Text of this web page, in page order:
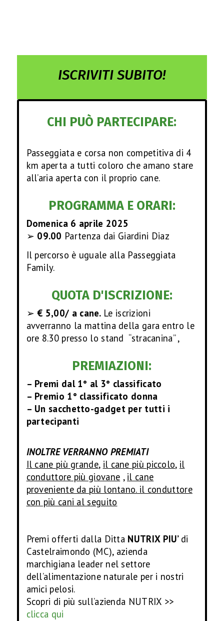
ISCRIVITI SUBITO!
CHI PUÒ PARTECIPARE:
Passeggiata e corsa non competitiva di 4
km aperta a tutti coloro che amano stare
all’aria aperta con il proprio cane.
PROGRAMMA E ORARI:
Domenica 6 aprile 2025
➢ 09.00 Partenza dai Giardini Diaz
Il percorso è uguale alla Passeggiata
Family.
QUOTA D'ISCRIZIONE:
➢€ 5,00/ a cane. Le iscrizioni
avverranno la mattina della gara entro le
ore 8.30 presso lo stand “stracanina” ,
PREMIAZIONI:
– Premi dal 1° al 3° classificato
– Premio 1° classificato donna
– Un sacchetto-gadget per tutti i
partecipanti
INOLTRE VERRANNO PREMIATI
Il cane più grande, il cane più piccolo, il
conduttore più giovane , il cane
proveniente da più lontano. il conduttore
con più cani al seguito
Premi offerti dalla Ditta NUTRIX PIU’ di
Castelraimondo (MC), azienda
marchigiana leader nel settore
dell’alimentazione naturale per i nostri
amici pelosi.
Scopri di più sull’azienda NUTRIX >>
clicca qui